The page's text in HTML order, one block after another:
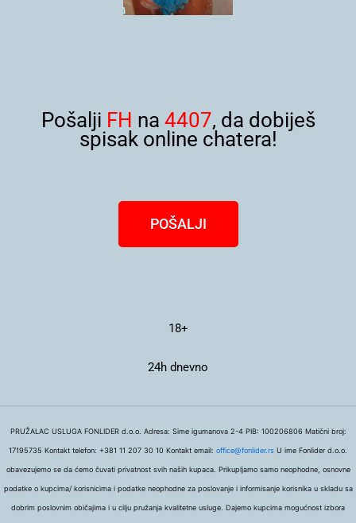
Pošalji FH na 4407, da dobiješ
spisak online chatera!
POŠALJI
18+
24h dnevno
PRUŽALAC USLUGA FONLIDER d.o.o. Adresa: Sime igumanova 2-4 PIB: 100206806 Matični broj:
17195735 Kontakt telefon: +381 11 207 30 10 Kontakt email: office@fonlider.rs U ime Fonlider d.o.o.
obavezujemo se da ćemo čuvati privatnost svih naših kupaca. Prikupljamo samo neophodne, osnovne
podatke o kupcima/ korisnicima i podatke neophodne za poslovanje i informisanje korisnika u skladu sa
dobrim poslovnim običajima i u cilju pružanja kvalitetne usluge. Dajemo kupcima mogućnost izbora